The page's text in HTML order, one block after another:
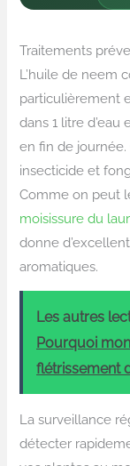
Traitements
L’huile de neem
particulièrement
dans 1 litre
en fin de
insecticide et
Comme on peut
moisissure du
donne
aromatiques.
Les autres
Pourquoi
flétrissement
La surveillance
détecter